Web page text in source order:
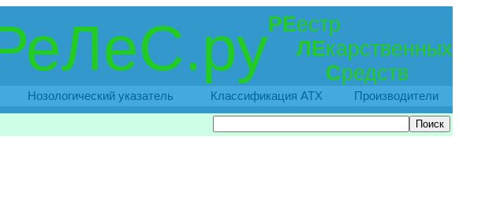
РЕестр
ЛЕкарственных
Средств
Нозологический указатель Классификация АТХ Производители